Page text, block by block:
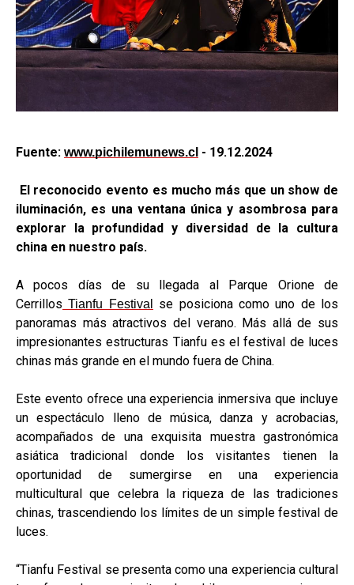
Fuente: www.pichilemunews.cl - 19.12.2024
El reconocido evento es mucho más que un show de
iluminación, es una ventana única y asombrosa para
explorar la profundidad y diversidad de la cultura
china en nuestro país.
A pocos días de su llegada al Parque Orione de
Cerrillos Tianfu Festival
se posiciona como uno de los
panoramas más atractivos del verano. Más allá de sus
impresionantes estructuras Tianfu es el festival de luces
chinas más grande en el mundo fuera de China.
Este evento ofrece una experiencia inmersiva que incluye
un espectáculo lleno de música, danza y acrobacias,
acompañados de una exquisita muestra gastronómica
asiática tradicional donde los visitantes tienen la
oportunidad de sumergirse en una experiencia
multicultural que celebra la riqueza de las tradiciones
chinas, trascendiendo los límites de un simple festival de
luces.
“Tianfu Festival se presenta como una experiencia cultural